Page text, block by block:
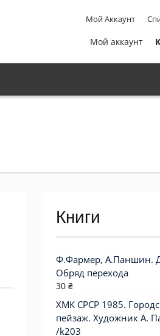
Мой Аккаунт
Мой аккаунт
Книги
Ф.Фармер, А.Паншин.
Обряд перехода
30 ₴
ХМК СРСР 1985.
пейзаж. Художник А.
/k203